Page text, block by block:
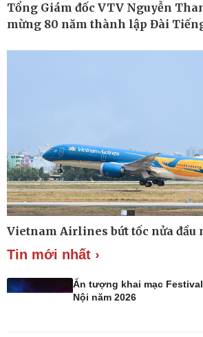
Sành điệu
Tin Công nghệ
Trải nghiệm
Chuyển đổi số
Dinh
Cây
Sản
Nhi
Nam
Làm
Phòng
Tổng Giám đốc VTV Nguyễn
mừng 80 năm thành lập Đài
Vietnam Airlines bứt tốc nửa đầu
Tin mới nhất ›
Ấn tượng khai mạc
Nội năm 2026